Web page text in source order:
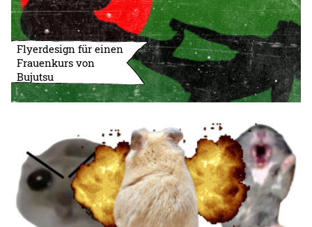
Flyerdesign für einen
Frauenkurs von
Bujutsu